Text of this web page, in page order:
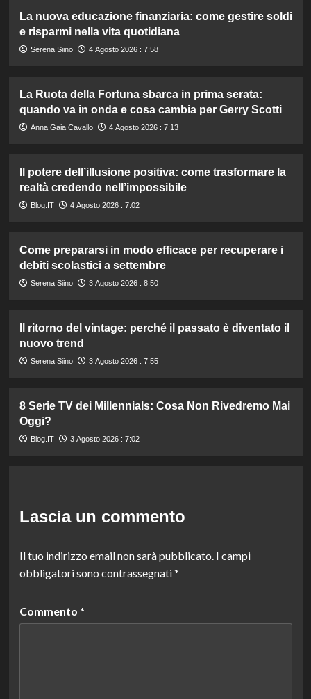
La nuova educazione finanziaria: come gestire soldi
e risparmi nella vita quotidiana
Serena Siino 4 Agosto 2026 : 7:58
La Ruota della Fortuna sbarca in prima serata:
quando va in onda e cosa cambia per Gerry Scotti
Anna Gaia Cavallo 4 Agosto 2026 : 7:13
Il potere dell’illusione positiva: come trasformare la
realtà credendo nell’impossibile
Blog.IT 4 Agosto 2026 : 7:02
Come prepararsi in modo efficace per recuperare i
debiti scolastici a settembre
Serena Siino 3 Agosto 2026 : 8:50
Il ritorno del vintage: perché il passato è diventato il
nuovo trend
Serena Siino 3 Agosto 2026 : 7:55
8 Serie TV dei Millennials: Cosa Non Rivedremo Mai
Oggi?
Blog.IT 3 Agosto 2026 : 7:02
Lascia un commento
Il tuo indirizzo email non sarà pubblicato. I campi
obbligatori sono contrassegnati*
Commento *